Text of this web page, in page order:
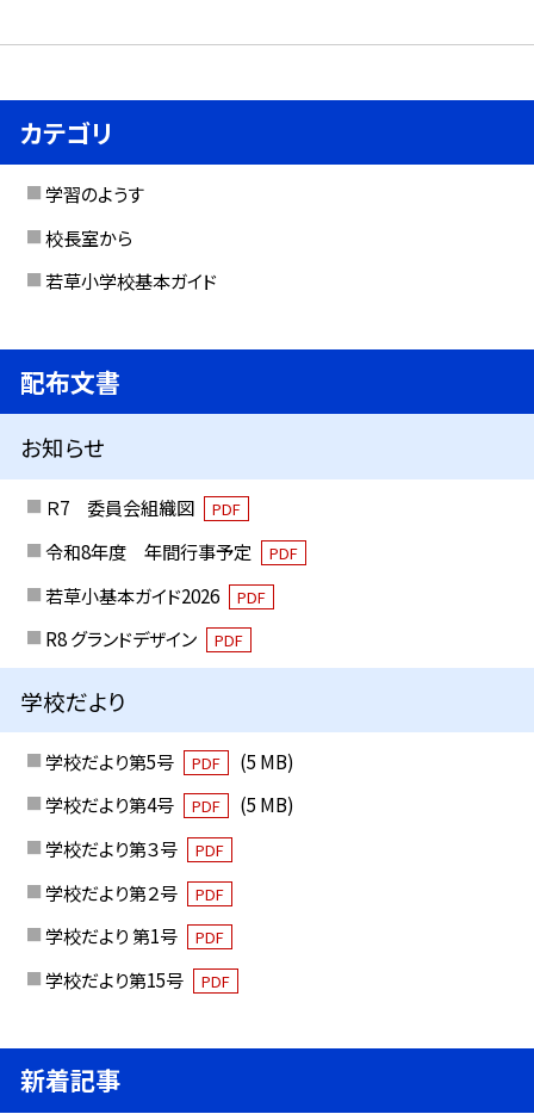
カテゴリ
学習のようす
校長室から
若草小学校基本ガイド
配布文書
お知らせ
Ｒ7 委員会組織図 PDF
令和8年度 年間行事予定 PDF
若草小基本ガイド2026 PDF
R8 グランドデザイン PDF
学校だより
学校だより第5号 PDF
(5 MB)
学校だより第4号
PDF
(5 MB)
学校だより第３号
PDF
学校だより第２号 PDF
学校だより 第1号 PDF
学校だより第15号 PDF
新着記事